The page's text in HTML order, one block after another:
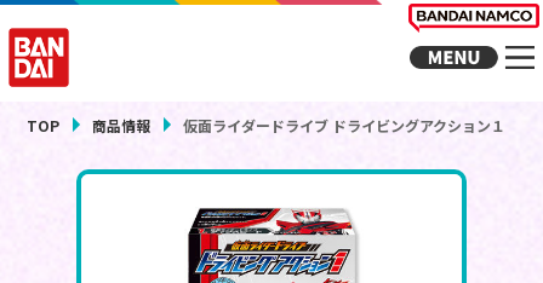
TOP 商品情報 仮面ライダードライブ ドライビングアクション１